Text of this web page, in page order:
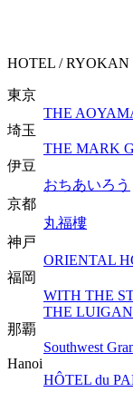
HOTEL / RYOKAN
東京
THE
埼玉
THE MARK
伊豆
おちあいろう
京都
丸福樓
神戸
ORIENTAL
福岡
WITH THE
THE
那覇
Southwest
Hanoi
HÔTEL du